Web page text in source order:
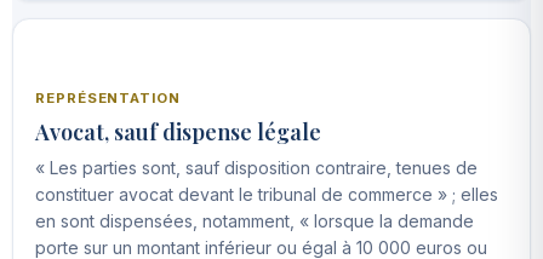
REPRÉSENTATION
Avocat, sauf dispense légale
« Les parties sont, sauf disposition contraire, tenues de
constituer avocat devant le tribunal de commerce » ; elles
en sont dispensées, notamment, « lorsque la demande
porte sur un montant inférieur ou égal à 10 000 euros ou